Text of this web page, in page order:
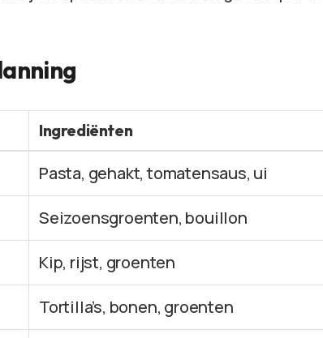
Ingrediënten
Pasta, gehakt, tomatensaus, ui
Seizoensgroenten, bouillon
Kip, rijst, groenten
Tortilla’s, bonen, groenten